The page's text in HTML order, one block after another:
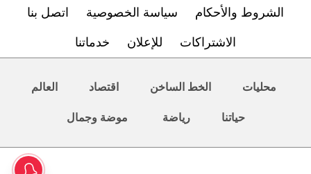
الشروط والأحكام سياسة الخصوصية اتصل بنا
الاشتراكات للإعلان خدماتنا
محليات الخط الساخن اقتصاد العالم
حياتنا رياضة موضة وجمال